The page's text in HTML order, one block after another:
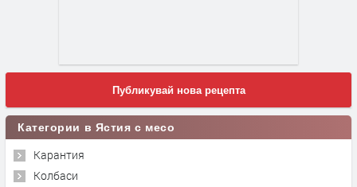
Публикувай нова рецепта
Категории в Ястия с месо
Карантия
Колбаси